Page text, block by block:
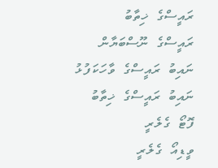
ރައީސްގެ ޚިތާބު
ރައީސްގެ ނޫސްބަޔާން
ނައިބު ރައީސްގެ ވާހަކަފުޅު
ނައިބު ރައީސްގެ ޚިތާބު
ފޮޓޯ ގެލެރީ
ވީޑިއޯ ގެލެރީ